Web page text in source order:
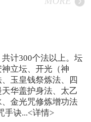
计300个法以上。坛
立坛、开光（神
玉皇钱祭炼法、四
华盖护身法、太乙
金光咒修炼增功法
手诀...<详情>